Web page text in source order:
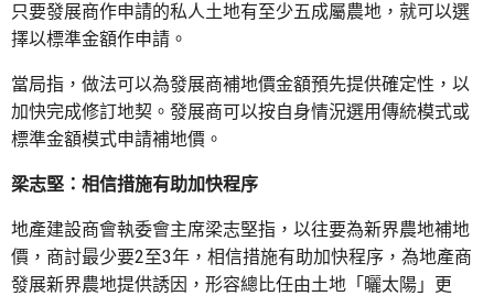
只要發展商作申請的私人土地有至少五成屬農地，就可以選
擇以標準金額作申請。
當局指，做法可以為發展商補地價金額預先提供確定性，以
加快完成修訂地契。發展商可以按自身情況選用傳統模式或
標準金額模式申請補地價。
梁志堅：相信措施有助加快程序
地產建設商會執委會主席梁志堅指，以往要為新界農地補地
價，商討最少要2至3年，相信措施有助加快程序，為地產商
發展新界農地提供誘因，形容總比任由土地「曬太陽」更